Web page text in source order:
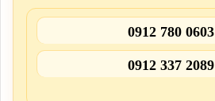
0912 780 0603
0912 337 2089